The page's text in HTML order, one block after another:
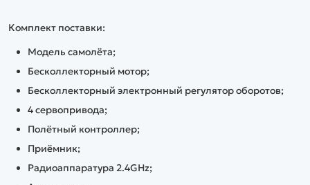
Комплект поставки:
Модель самолёта;
Бесколлекторный мотор;
Бесколлекторный электронный регулятор оборотов;
4 сервопривода;
Полётный контроллер;
Приёмник;
Радиоаппаратура 2.4GHz;